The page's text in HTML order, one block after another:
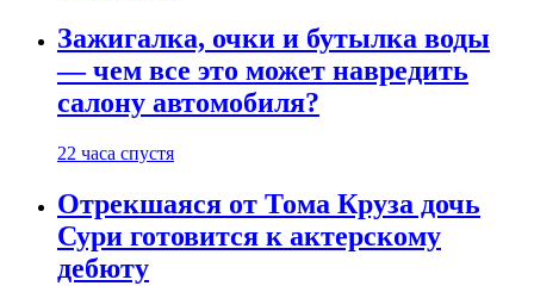
Зажигалка, очки и бутылка воды
— чем все это может навредить
салону автомобиля?
22 часа спустя
Отрекшаяся от Тома Круза дочь
Сури готовится к актерскому
дебюту